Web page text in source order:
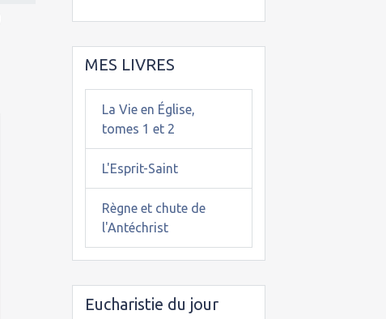
MES LIVRES
La Vie en Église,
tomes 1 et 2
L'Esprit-Saint
Règne et chute de
l'Antéchrist
Eucharistie du jour